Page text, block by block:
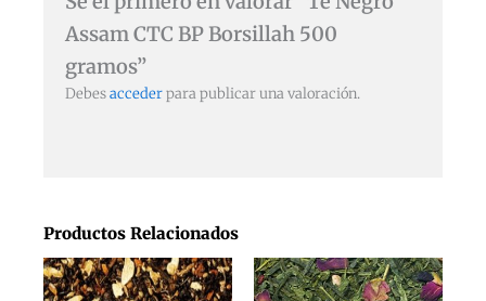
Productos Relacionados
Assam CTC BP Borsillah 500
gramos”
Debesaccederpara publicar una valoración.